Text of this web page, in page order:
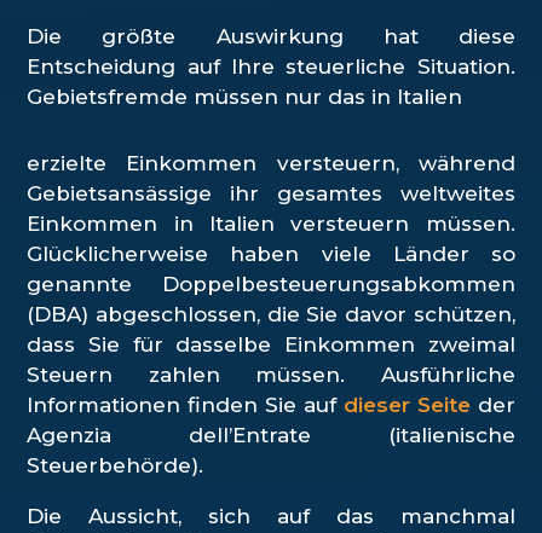
Die größte Auswirkung hat diese
Entscheidung auf Ihre steuerliche Situation.
Gebietsfremde müssen nur das in Italien
erzielte Einkommen versteuern, während
Gebietsansässige ihr gesamtes weltweites
Einkommen in Italien versteuern müssen.
Glücklicherweise haben viele Länder so
genannte Doppelbesteuerungsabkommen
(DBA) abgeschlossen, die Sie davor schützen,
dass Sie für dasselbe Einkommen zweimal
Steuern zahlen müssen. Ausführliche
Informationen finden Sie auf dieser Seite der
Agenzia dell’Entrate (italienische
Steuerbehörde).
Die Aussicht, sich auf das manchmal